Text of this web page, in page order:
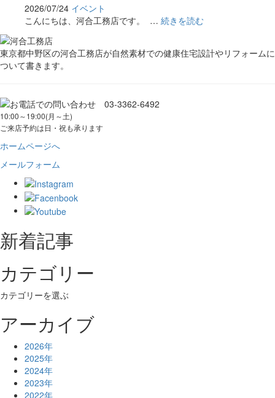
2026/07/24 イベント
こんにちは、河合工務店です。 … 続きを読む
東京都中野区の河合工務店が自然素材での健康住宅設計やリフォームに
ついて書きます。
10:00～19:00(月～土)
ご来店予約は日・祝も承ります
ホームページへ
メールフォーム
新着記事
カテゴリー
カテゴリーを選ぶ
アーカイブ
2026年
2025年
2024年
2023年
2022年